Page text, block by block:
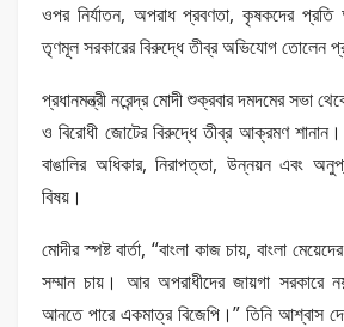
ওপর নির্যাতন, অপরাধ প্রবণতা, কৃষকদের
তৃণমূল সরকারের বিরুদ্ধে তীব্র অভিযোগ তোলেন
প্রধানমন্ত্রী নরেন্দ্র মোদী শুক্রবার দমদমের সভা
ও বিরোধী জোটের বিরুদ্ধে তীব্র আক্রমণ
বাঙালির অধিকার, নিরাপত্তা, উন্নয়ন এবং
বিষয়।
মোদীর স্পষ্ট বার্তা, “বাংলা কাজ চায়, বাংলা
সম্মান চায়। আর অপরাধীদের জায়গা সরকারে
আনতে পারে একমাত্র বিজেপি।” তিনি আশ্বাস